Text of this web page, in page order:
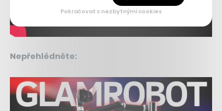
Nepřehlédněte:
Pokračovat s nezbytnými cookies